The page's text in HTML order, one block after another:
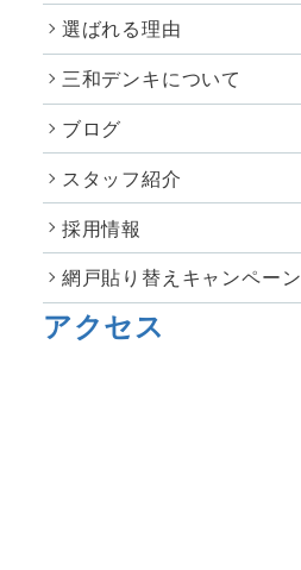
選ばれる理由
三和デンキについて
ブログ
スタッフ紹介
採用情報
網戸貼り替えキャンペーン
アクセス